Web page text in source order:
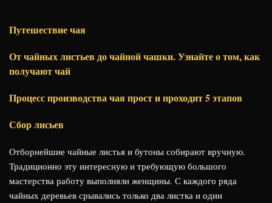
Путешествие чая
От чайных листьев до чайной чашки. Узнайте о том, как
получают чай
Процесс производства чая прост и проходит 5 этапов
Сбор лисьев
Отборнейшие чайные листья и бутоны собирают вручную.
Традиционно эту интересную и требующую большого
мастерства работу выполняли женщины. С каждого ряда
чайных деревьев срывались только два листка и один